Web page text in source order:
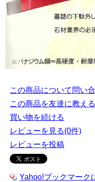
この商品について問い
この商品を友達に教える
買い物を続ける
レビューを見る(0件)
レビューを投稿
Yahoo!ブックマーク